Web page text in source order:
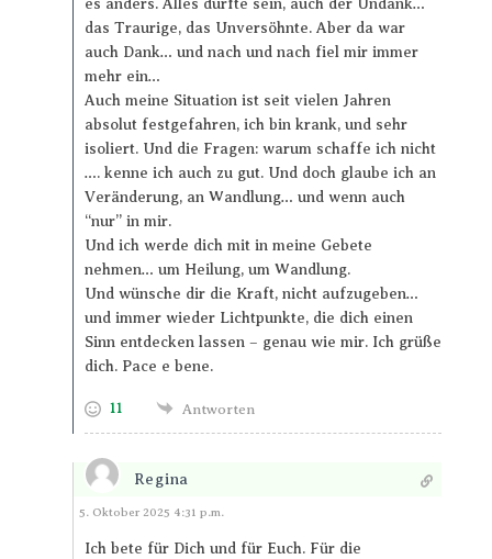
es anders. Alles durfte sein, auch der Undank…
das Traurige, das Unversöhnte. Aber da war
auch Dank… und nach und nach fiel mir immer
mehr ein…
Auch meine Situation ist seit vielen Jahren
absolut festgefahren, ich bin krank, und sehr
isoliert. Und die Fragen: warum schaffe ich nicht
…. kenne ich auch zu gut. Und doch glaube ich an
Veränderung, an Wandlung… und wenn auch
“nur” in mir.
Und ich werde dich mit in meine Gebete
nehmen… um Heilung, um Wandlung.
Und wünsche dir die Kraft, nicht aufzugeben…
und immer wieder Lichtpunkte, die dich einen
Sinn entdecken lassen – genau wie mir. Ich grüße
dich. Pace e bene.
11 Antworten
Regina
Antworten
5. Oktober 2025 4:31 p.m.
Ich bete für Dich und für Euch. Für die